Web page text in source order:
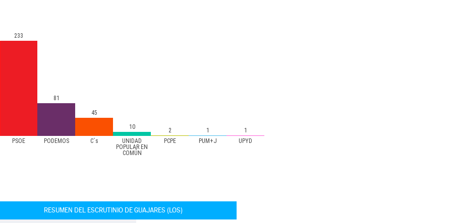
PSOE PODEMOS C´s
UNIDAD
POPULAR EN
COMÚN
PCPE PUM+J UPYD
233
81
45
10
2 1 1
RESUMEN DEL ESCRUTINIO DE GUAJARES (LOS)